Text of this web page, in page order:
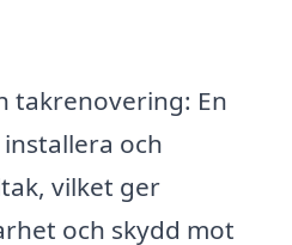
takrenovering: En
och
vilket ger
och skydd mot